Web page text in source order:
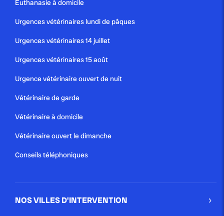
Euthanasie à domicile
Urgences vétérinaires lundi de pâques
Urgences vétérinaires 14 juillet
Urgences vétérinaires 15 août
Urgence vétérinaire ouvert de nuit
Vétérinaire de garde
Vétérinaire à domicile
Vétérinaire ouvert le dimanche
Conseils téléphoniques
NOS VILLES D'INTERVENTION